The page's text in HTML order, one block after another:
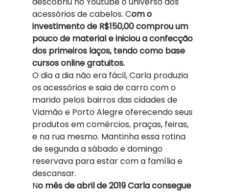
acessórios de cabelos. Com o
investimento de R$150,00 comprou um
pouco de material e iniciou a confecção
dos primeiros laços, tendo como base
cursos online gratuitos.
O dia a dia não era fácil, Carla produzia
os acessórios e saia de carro com o
marido pelos bairros das cidades de
Viamão e Porto Alegre oferecendo seus
produtos em comércios, praças, feiras,
e na rua mesmo. Mantinha essa rotina
de segunda a sábado e domingo
reservava para estar com a família e
descansar.
No mês de abril de 2019 Carla consegue